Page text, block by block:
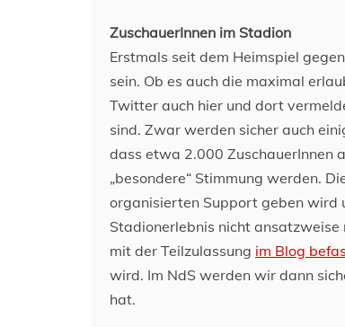
ZuschauerInnen im Stadion
Erstmals seit dem Heimspiel
sein. Ob es auch die maximal
Twitter auch hier und dort
sind. Zwar werden sicher auch
dass etwa 2.000 ZuschauerInnen
„besondere“ Stimmung werden.
organisierten Support geben wird
Stadionerlebnis nicht
mit der Teilzulassung im Blog
wird. Im NdS werden wir dann
hat.